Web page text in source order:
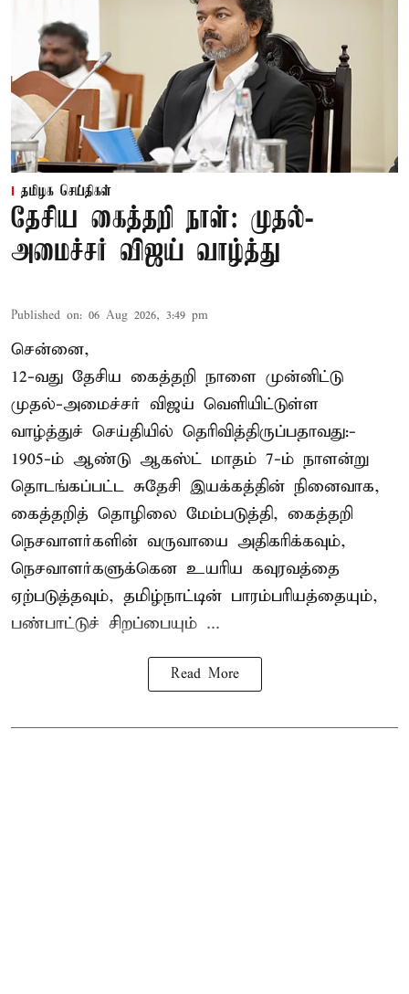
தமிழக செய்திகள்
தேசிய கைத்தறி நாள்: முதல்-
அமைச்சர் விஜய் வாழ்த்து
Published on: 06 Aug 2026, 3:49 pm
சென்னை,
12-வது தேசிய கைத்தறி நாளை முன்னிட்டு
முதல்-அமைச்சர் விஜய் வெளியிட்டுள்ள
வாழ்த்துச் செய்தியில் தெரிவித்திருப்பதாவது:-
1905-ம் ஆண்டு ஆகஸ்ட் மாதம் 7-ம் நாளன்று
தொடங்கப்பட்ட சுதேசி இயக்கத்தின் நினைவாக,
கைத்தறித் தொழிலை மேம்படுத்தி, கைத்தறி
நெசவாளர்களின் வருவாயை அதிகரிக்கவும்,
நெசவாளர்களுக்கென உயரிய கவுரவத்தை
ஏற்படுத்தவும், தமிழ்நாட்டின் பாரம்பரியத்தையும்,
பண்பாட்டுச் சிறப்பையும் ...
Read More